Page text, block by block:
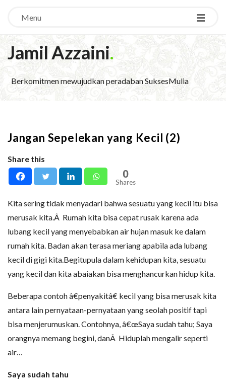
Menu
Jamil Azzaini.
Berkomitmen mewujudkan peradaban SuksesMulia
Jangan Sepelekan yang Kecil (2)
Share this
0
Shares
Kita sering tidak menyadari bahwa sesuatu yang kecil itu bisa
merusak kita.Â Rumah kita bisa cepat rusak karena ada
lubang kecil yang menyebabkan air hujan masuk ke dalam
rumah kita. Badan akan terasa meriang apabila ada lubang
kecil di gigi kita.Begitupula dalam kehidupan kita, sesuatu
yang kecil dan kita abaiakan bisa menghancurkan hidup kita.
Beberapa contoh â€penyakitâ€ kecil yang bisa merusak kita
antara lain pernyataan-pernyataan yang seolah positif tapi
bisa menjerumuskan. Contohnya, â€œSaya sudah tahu; Saya
orangnya memang begini, danÂ Hiduplah mengalir seperti
air…
Saya sudah tahu